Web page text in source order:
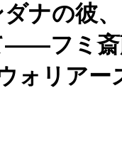
ダナの彼
――フミ斎
ォリアー